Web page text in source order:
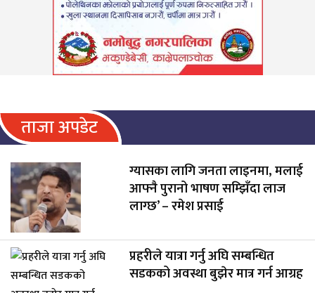
ताजा अपडेट
ग्यासका लागि जनता लाइनमा, मलाई
आफ्नै पुरानो भाषण सम्झिँदा लाज
लाग्छ’ – रमेश प्रसाई
प्रहरीले यात्रा गर्नु अघि सम्बन्धित
सडकको अवस्था बुझेर मात्र गर्न आग्रह